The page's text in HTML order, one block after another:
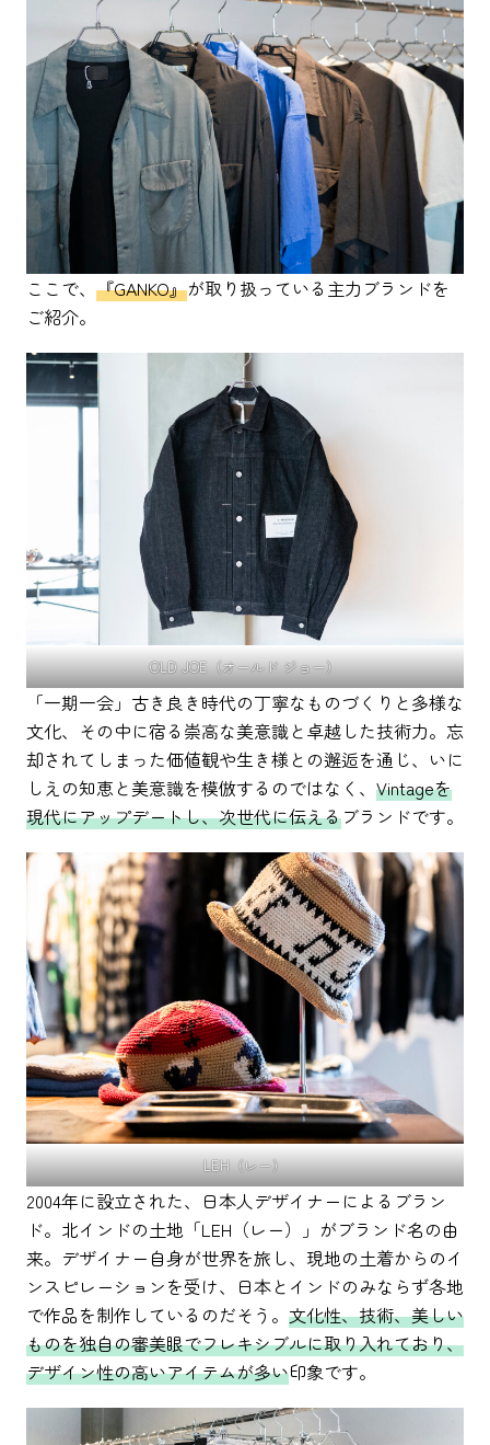
ここで、 『GANKO』が取り扱っている主力ブランドを
ご紹介。
OLD JOE（オールド ジョー）
「一期一会」古き良き時代の丁寧なものづくりと多様な
文化、その中に宿る崇高な美意識と卓越した技術力。忘
却されてしまった価値観や生き様との邂逅を通じ、いに
しえの知恵と美意識を模倣するのではなく、 Vintageを
現代にアップデートし、次世代に伝えるブランドです。
LEH（レー）
2004年に設立された、日本人デザイナーによるブラン
ド。北インドの土地「LEH（レー）」がブランド名の由
来。デザイナー自身が世界を旅し、現地の土着からのイ
ンスピレーションを受け、日本とインドのみならず各地
で作品を制作しているのだそう。 文化性、技術、美しい
ものを独自の審美眼でフレキシブルに取り入れており、
デザイン性の高いアイテムが多い印象です。